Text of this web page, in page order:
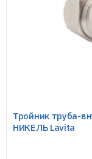
Тройник труба-
НИКЕЛЬ Lavita